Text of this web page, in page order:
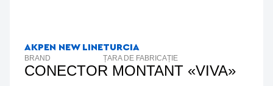
CONECTOR MONTANT «VIVA»
AKPEN NEW LINE
BRAND
TURCIA
ȚARA DE FABRICAȚIE